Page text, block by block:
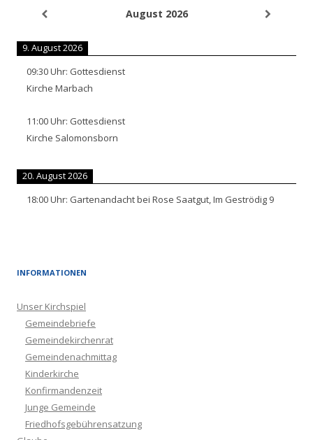
August 2026
9. August 2026
09:30Uhr: Gottesdienst
Kirche Marbach
11:00Uhr: Gottesdienst
Kirche Salomonsborn
20. August 2026
18:00Uhr: Gartenandacht bei Rose Saatgut, Im Geströdig 9
INFORMATIONEN
Unser Kirchspiel
Gemeindebriefe
Gemeindekirchenrat
Gemeindenachmittag
Kinderkirche
Konfirmandenzeit
Junge Gemeinde
Friedhofsgebührensatzung